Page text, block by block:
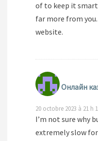
of to keep it
far more from
website.
Онлайн
20 octobre 2023 à 21 h
I’m not sure why
extremely slow for